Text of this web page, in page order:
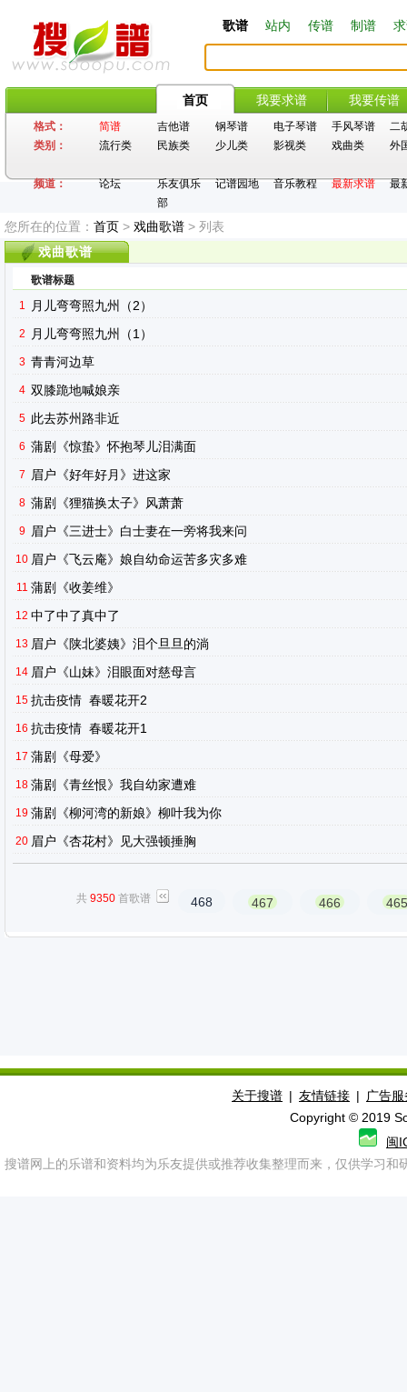
歌谱 站内 传谱 制谱
首页 我要求谱 我要传谱
格式： 简谱 吉他谱 钢琴谱 电子琴谱 手风琴谱
二
类别：
流行类 民族类 少儿类 影视类 戏曲类 外
频道： 论坛
乐友俱乐
部
记谱园地 音乐教程 最新求谱 最
您所在的位置： 首页 > 戏曲歌谱 > 列表
戏曲歌谱
歌谱标题
1
月儿弯弯照九州（2）
2 月儿弯弯照九州（1）
3 青青河边草
4 双膝跪地喊娘亲
5 此去苏州路非近
6 蒲剧《惊蛰》怀抱琴儿泪满面
7 眉户《好年好月》进这家
8 蒲剧《狸猫换太子》风萧萧
9 眉户《三进士》白士妻在一旁将我来问
10 眉户《飞云庵》娘自幼命运苦多灾多难
11 蒲剧《收姜维》
12 中了中了真中了
13 眉户《陕北婆姨》泪个旦旦的淌
14 眉户《山妹》泪眼面对慈母言
15 抗击疫情 春暖花开2
16 抗击疫情 春暖花开1
17 蒲剧《母爱》
18 蒲剧《青丝恨》我自幼家遭难
19 蒲剧《柳河湾的新娘》柳叶我为你
20 眉户《杏花村》见大强顿捶胸
共 9350 首歌谱 468 467 466 465
关于搜谱 | 友情链接 |
广告
Copyright © 2019
闽
搜谱网上的乐谱和资料均为乐友提供或推荐收集整理而来，仅供学习